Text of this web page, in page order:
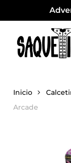
to
content
Cart
Inicio
Arcade